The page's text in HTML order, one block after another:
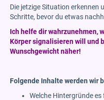
Die jetzige Situation erkennen
Schritte, bevor du etwas
Ich helfe dir wahrzunehmen,
Körper signalisieren will und
Wunschgewicht näher!
Folgende Inhalte werden wir
Welche Hintergründe